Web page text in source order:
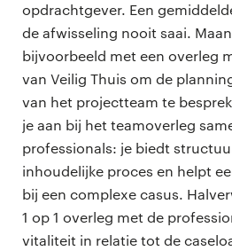
opdrachtgever. Een
de afwisseling nooit saai.
bijvoorbeeld met een overleg
van Veilig Thuis om de
van het projectteam te
je aan bij het teamoverleg
professionals: je biedt
inhoudelijke proces en helpt
bij een complexe casus.
1 op 1 overleg met de
vitaliteit in relatie tot de